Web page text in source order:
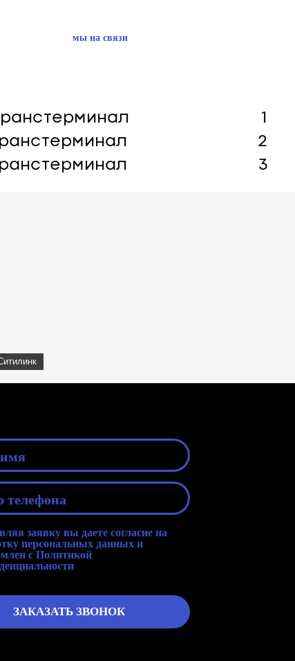
мы на связи
заявку вы даете согласие на
персональных данных и
с Политикой